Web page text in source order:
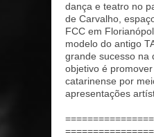
dança e teatro no
de Carvalho,
FCC em
modelo do antigo
grande sucesso na
objetivo é
catarinense por
apresentações